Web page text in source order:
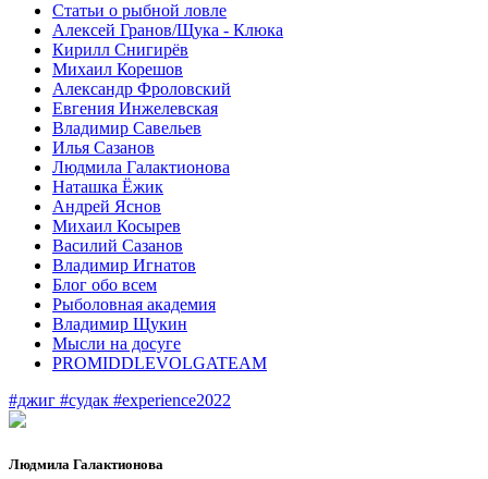
Статьи о рыбной ловле
Алексей Гранов/Щука - Клюка
Кирилл Снигирёв
Михаил Корешов
Александр Фроловский
Евгения Инжелевская
Владимир Савельев
Илья Сазанов
Людмила Галактионова
Наташка Ёжик
Андрей Яснов
Михаил Косырев
Василий Сазанов
Владимир Игнатов
Блог обо всем
Рыболовная академия
Владимир Щукин
Мысли на досуге
PROMIDDLEVOLGATEAM
#джиг #судак #experience2022
Людмила Галактионова